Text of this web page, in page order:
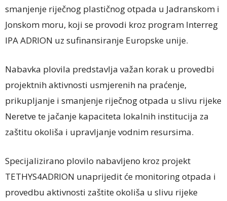
smanjenje riječnog plastičnog otpada u Jadranskom i
Jonskom moru, koji se provodi kroz program Interreg
IPA ADRION uz sufinansiranje Europske unije.
Nabavka plovila predstavlja važan korak u provedbi
projektnih aktivnosti usmjerenih na praćenje,
prikupljanje i smanjenje riječnog otpada u slivu rijeke
Neretve te jačanje kapaciteta lokalnih institucija za
zaštitu okoliša i upravljanje vodnim resursima.
Specijalizirano plovilo nabavljeno kroz projekt
TETHYS4ADRION unaprijedit će monitoring otpada i
provedbu aktivnosti zaštite okoliša u slivu rijeke